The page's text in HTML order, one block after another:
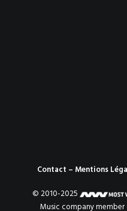
Contact – Mentions
© 2010-2025
Music company